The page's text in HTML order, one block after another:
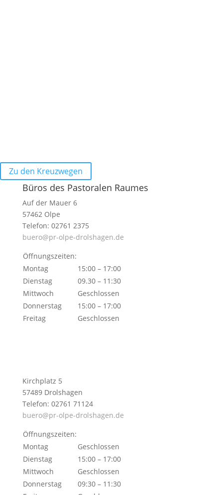
Zu den Kreuzwegen
Büros des Pastoralen Raumes
Auf der Mauer 6
57462 Olpe
Telefon: 02761 2375
buero@pr-olpe-drolshagen.de
Öffnungszeiten:
Montag
15:00 – 17:00
Dienstag
09.30 – 11:30
Mittwoch
Geschlossen
Donnerstag
15:00 – 17:00
Freitag
Geschlossen
Kirchplatz 5
57489 Drolshagen
Telefon: 02761 71124
buero@pr-olpe-drolshagen.de
Öffnungszeiten:
Montag
Geschlossen
Dienstag
15:00 – 17:00
Mittwoch
Geschlossen
Donnerstag
09:30 – 11:30